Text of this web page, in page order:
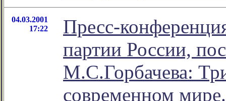
04.03.2001
17:22
Пресс-
партии России,
М.С.Горбачева:
современном мире.